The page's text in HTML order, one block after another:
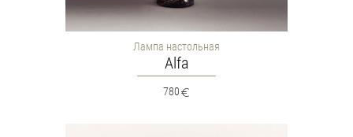
Лампа настольная
Alfa
780